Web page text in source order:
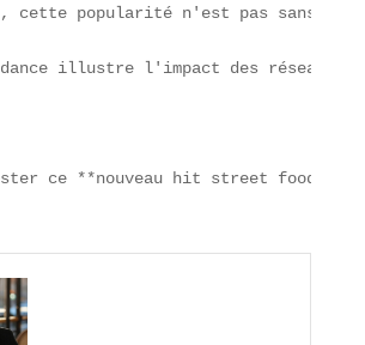
cette popularité n'est pas sans
illustre l'impact des réseaux
ce **nouveau hit street food** ?